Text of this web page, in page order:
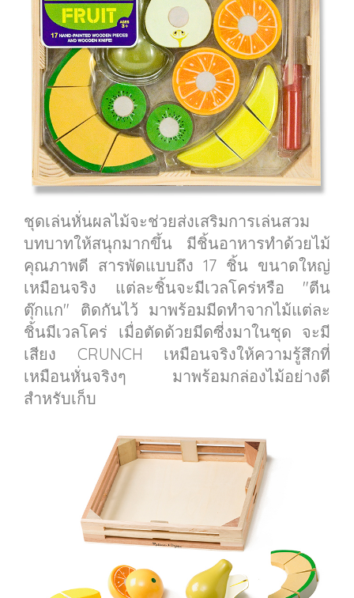
ชุดเล่นหั่นผลไม้จะช่วยส่งเสริมการเล่นสวม
บทบาทให้สนุกมากขึ้น มีชิ้นอาหารทำด้วยไม้
คุณภาพดี สารพัดแบบถึง 17 ชิ้น ขนาดใหญ่
เหมือนจริง แต่ละชิ้นจะมีเวลโคร่หรือ "ตีน
ตุ๊กแก" ติดกันไว้ มาพร้อมมีดทำจากไม้แต่ละ
ชิ้นมีเวลโคร่ เมื่อตัดด้วยมีดซี่งมาในชุด จะมี
เสียง CRUNCH เหมือนจริงให้ความรู้สึกที่
เหมือนหั่นจริงๆ มาพร้อมกล่องไม้อย่างดี
สำหรับเก็บ